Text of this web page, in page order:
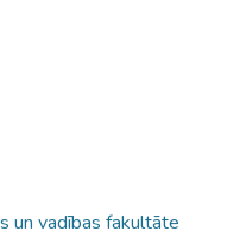
un vadības fakultāte